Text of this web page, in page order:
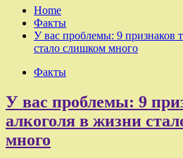
Home
Факты
У вас проблемы: 9 признаков
стало слишком много
Факты
У вас проблемы: 9
алкоголя в жизни
много